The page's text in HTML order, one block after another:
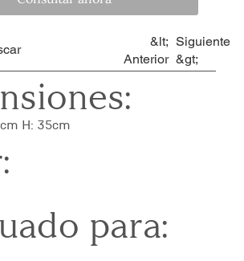
&lt;
Anterior
Siguiente
&gt;
para:
H: 35cm